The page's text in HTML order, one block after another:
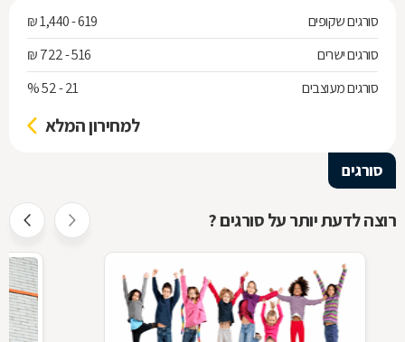
סורגים שקופים
619 - 1,440 ₪
סורגים ישרים
516 - 722 ₪
סורגים מעוצבים
21 - 52 %
למחירון המלא
סורגים
רוצה לדעת יותר על סורגים ?